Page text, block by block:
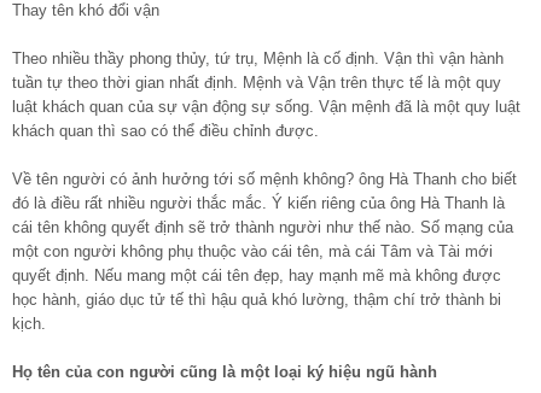
Thay tên khó đổi vận
Theo nhiều thầy phong thủy, tứ trụ, Mệnh là cố định. Vận thì vận hành
tuần tự theo thời gian nhất định. Mệnh và Vận trên thực tế là một quy
luật khách quan của sự vận động sự sống. Vận mệnh đã là một quy luật
khách quan thì sao có thể điều chỉnh được.
Về tên người có ảnh hưởng tới số mệnh không? ông Hà Thanh cho biết
đó là điều rất nhiều người thắc mắc. Ý kiến riêng của ông Hà Thanh là
cái tên không quyết định sẽ trở thành người như thế nào. Số mạng của
một con người không phụ thuộc vào cái tên, mà cái Tâm và Tài mới
quyết định. Nếu mang một cái tên đẹp, hay mạnh mẽ mà không được
học hành, giáo dục tử tế thì hậu quả khó lường, thậm chí trở thành bi
kịch.
Họ tên của con người cũng là một loại ký hiệu ngũ hành